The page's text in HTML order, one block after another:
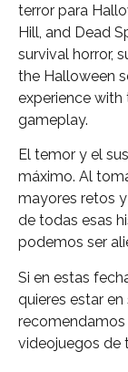
terror para
Hill, and Dead
survival horror,
the Halloween
experience with
gameplay.
El temor y el
máximo. Al
mayores retos
de todas esas
podemos ser
Si en estas
quieres estar
videojuegos de